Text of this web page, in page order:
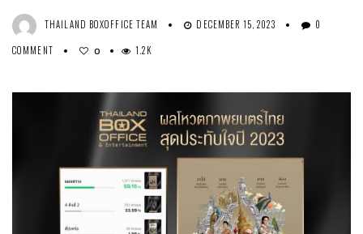
THAILAND BOXOFFICE TEAM DECEMBER 15, 2023
0
COMMENT
0 1.2K